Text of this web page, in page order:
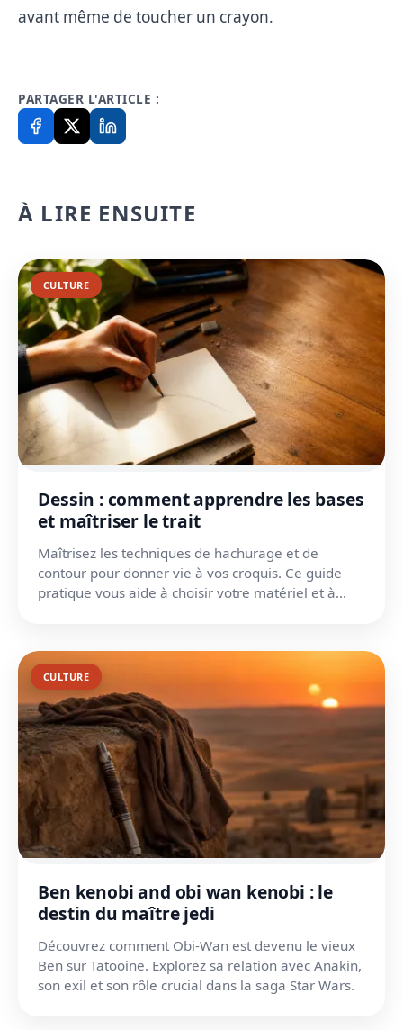
avant même de toucher un crayon.
PARTAGER L'ARTICLE :
À LIRE ENSUITE
CULTURE
Dessin : comment apprendre les bases
et maîtriser le trait
Maîtrisez les techniques de hachurage et de
contour pour donner vie à vos croquis. Ce guide
pratique vous aide à choisir votre matériel et à
CULTURE
Ben kenobi and obi wan kenobi : le
destin du maître jedi
Découvrez comment Obi-Wan est devenu le vieux
Ben sur Tatooine. Explorez sa relation avec Anakin,
son exil et son rôle crucial dans la saga Star Wars.